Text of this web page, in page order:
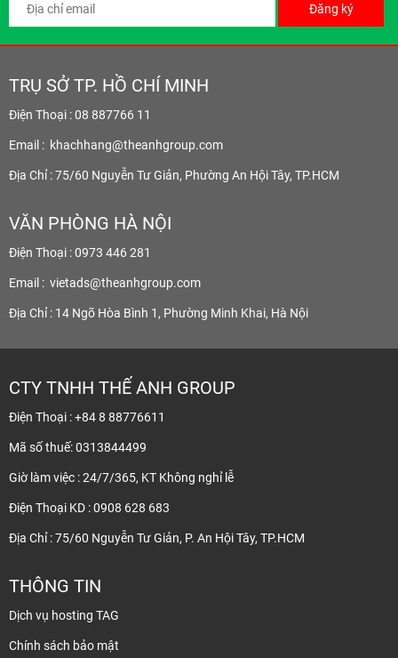
Đăng ký
TRỤ SỞ TP. HỒ CHÍ MINH
Điện Thoại : 08 887766 11
Email : khachhang@theanhgroup.com
Địa Chỉ : 75/60 Nguyễn Tư Giản, Phường An Hội Tây, TP.HCM
VĂN PHÒNG HÀ NỘI
Điện Thoại : 0973 446 281
Email : vietads@theanhgroup.com
Địa Chỉ : 14 Ngõ Hòa Bình 1, Phường Minh Khai, Hà Nội
CTY TNHH THẾ ANH GROUP
Điện Thoại : +84 8 88776611
Mã số thuế: 0313844499
Giờ làm việc : 24/7/365, KT Không nghỉ lễ
Điện Thoại KD : 0908 628 683
Địa Chỉ : 75/60 Nguyễn Tư Giản, P. An Hội Tây, TP.HCM
THÔNG TIN
Dịch vụ hosting TAG
Chính sách bảo mật